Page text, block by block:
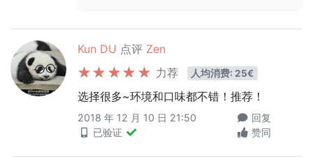
Kun DU 点评 Zen
力荐
人均消费: 25€
选择很多~环境和口味都不错！推荐！
2018 年 12 月 10 日 21:50
已验证
回复
赞同